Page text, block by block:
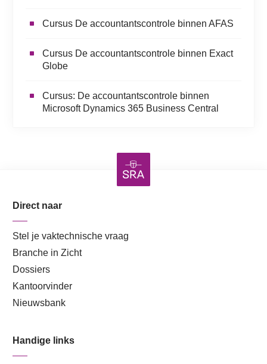
Cursus De accountantscontrole binnen AFAS
Cursus De accountantscontrole binnen Exact
Globe
Cursus: De accountantscontrole binnen
Microsoft Dynamics 365 Business Central
Direct naar
Stel je vaktechnische vraag
Branche in Zicht
Dossiers
Kantoorvinder
Nieuwsbank
Handige links